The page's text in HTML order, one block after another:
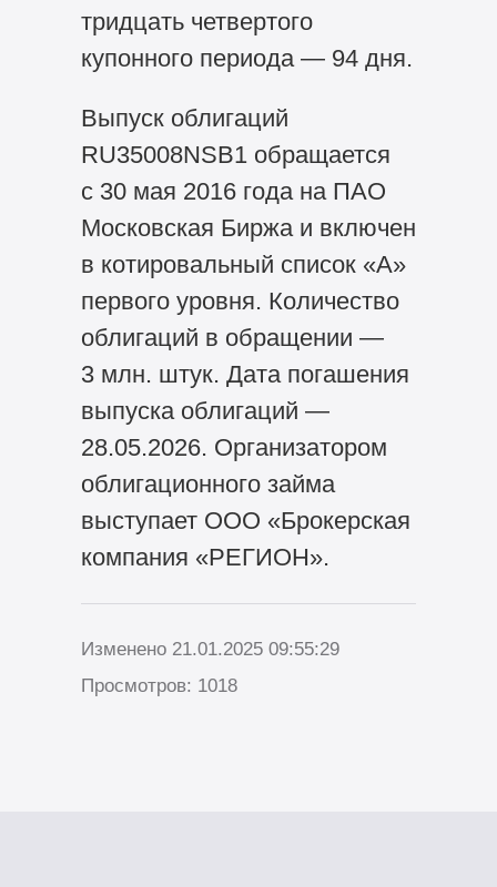
тридцать четвертого
купонного периода — 94 дня.
Выпуск облигаций
RU35008NSB1 обращается
с 30 мая 2016 года на ПАО
Московская Биржа и включен
в котировальный список «А»
первого уровня. Количество
облигаций в обращении —
3 млн. штук. Дата погашения
выпуска облигаций —
28.05.2026. Организатором
облигационного займа
выступает ООО «Брокерская
компания «РЕГИОН».
Изменено 21.01.2025 09:55:29
Просмотров: 1018